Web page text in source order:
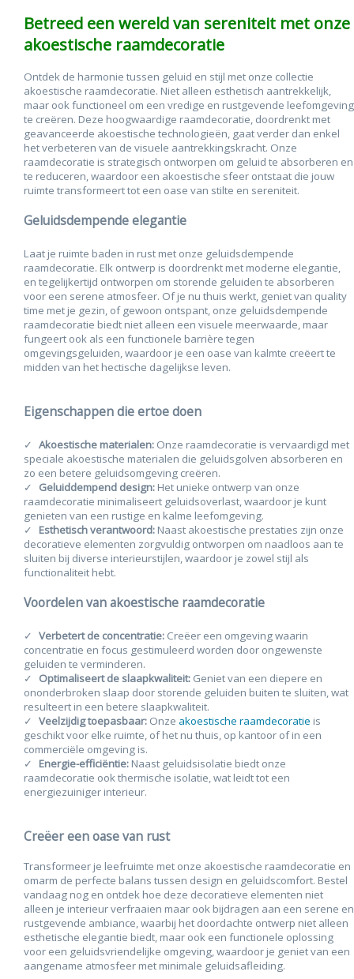
Betreed een wereld van sereniteit met onze
akoestische raamdecoratie
Ontdek de harmonie tussen geluid en stijl met onze collectie
akoestische raamdecoratie. Niet alleen esthetisch aantrekkelijk,
maar ook functioneel om een vredige en rustgevende leefomgeving
te creëren. Deze hoogwaardige raamdecoratie, doordrenkt met
geavanceerde akoestische technologieën, gaat verder dan enkel
het verbeteren van de visuele aantrekkingskracht. Onze
raamdecoratie is strategisch ontworpen om geluid te absorberen en
te reduceren, waardoor een akoestische sfeer ontstaat die jouw
ruimte transformeert tot een oase van stilte en sereniteit.
Geluidsdempende elegantie
Laat je ruimte baden in rust met onze geluidsdempende
raamdecoratie. Elk ontwerp is doordrenkt met moderne elegantie,
en tegelijkertijd ontworpen om storende geluiden te absorberen
voor een serene atmosfeer. Of je nu thuis werkt, geniet van quality
time met je gezin, of gewoon ontspant, onze geluidsdempende
raamdecoratie biedt niet alleen een visuele meerwaarde, maar
fungeert ook als een functionele barrière tegen
omgevingsgeluiden, waardoor je een oase van kalmte creëert te
midden van het hectische dagelijkse leven.
Eigenschappen die ertoe doen
Akoestische materialen: Onze raamdecoratie is vervaardigd met
speciale akoestische materialen die geluidsgolven absorberen en
zo een betere geluidsomgeving creëren.
Geluiddempend design: Het unieke ontwerp van onze
raamdecoratie minimaliseert geluidsoverlast, waardoor je kunt
genieten van een rustige en kalme leefomgeving.
Esthetisch verantwoord: Naast akoestische prestaties zijn onze
decoratieve elementen zorgvuldig ontworpen om naadloos aan te
sluiten bij diverse interieurstijlen, waardoor je zowel stijl als
functionaliteit hebt.
Voordelen van akoestische raamdecoratie
Verbetert de concentratie: Creëer een omgeving waarin
concentratie en focus gestimuleerd worden door ongewenste
geluiden te verminderen.
Optimaliseert de slaapkwaliteit: Geniet van een diepere en
ononderbroken slaap door storende geluiden buiten te sluiten, wat
resulteert in een betere slaapkwaliteit.
Veelzijdig toepasbaar: Onze akoestische raamdecoratie is
geschikt voor elke ruimte, of het nu thuis, op kantoor of in een
commerciële omgeving is.
Energie-efficiëntie: Naast geluidsisolatie biedt onze
raamdecoratie ook thermische isolatie, wat leidt tot een
energiezuiniger interieur.
Creëer een oase van rust
Transformeer je leefruimte met onze akoestische raamdecoratie en
omarm de perfecte balans tussen design en geluidscomfort. Bestel
vandaag nog en ontdek hoe deze decoratieve elementen niet
alleen je interieur verfraaien maar ook bijdragen aan een serene en
rustgevende ambiance, waarbij het doordachte ontwerp niet alleen
esthetische elegantie biedt, maar ook een functionele oplossing
voor een geluidsvriendelijke omgeving, waardoor je geniet van een
aangename atmosfeer met minimale geluidsafleiding.